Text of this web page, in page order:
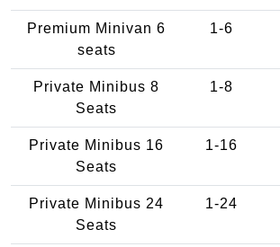
Premium Minivan 6
seats
1-6
Private Minibus 8
Seats
1-8
Private Minibus 16
Seats
1-16
Private Minibus 24
Seats
1-24